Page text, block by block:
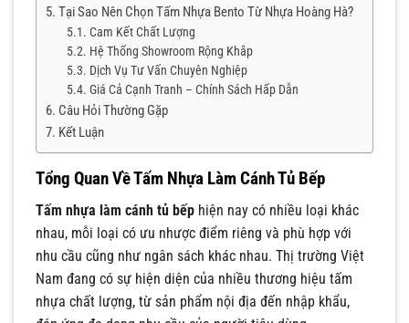
Tại Sao Nên Chọn Tấm Nhựa Bento Từ Nhựa Hoàng Hà?
Cam Kết Chất Lượng
Hệ Thống Showroom Rộng Khắp
Dịch Vụ Tư Vấn Chuyên Nghiệp
Giá Cả Cạnh Tranh – Chính Sách Hấp Dẫn
Câu Hỏi Thường Gặp
Kết Luận
Tổng Quan Về Tấm Nhựa Làm Cánh Tủ Bếp
Tấm nhựa làm cánh tủ bếp hiện nay có nhiều loại khác
nhau, mỗi loại có ưu nhược điểm riêng và phù hợp với
nhu cầu cũng như ngân sách khác nhau. Thị trường Việt
Nam đang có sự hiện diện của nhiều thương hiệu tấm
nhựa chất lượng, từ sản phẩm nội địa đến nhập khẩu,